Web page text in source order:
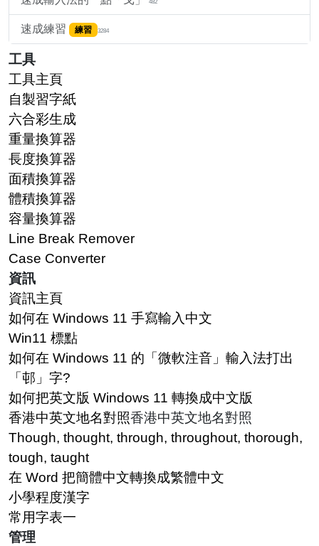
482
速成練習 練習 3284
工具
工具主頁
自製習字紙
六合彩生成
重量換算器
長度換算器
面積換算器
體積換算器
容量換算器
Line Break Remover
Case Converter
資訊
資訊主頁
如何在 Windows 11 手寫輸入中文
Win11 標點
如何在 Windows 11 的「微軟注音」輸入法打出
「邨」字?
如何把英文版 Windows 11 轉換成中文版
香港中英文地名對照香港中英文地名對照
Though, thought, through, throughout, thorough,
tough, taught
在 Word 把簡體中文轉換成繁體中文
小學程度漢字
常用字表一
管理